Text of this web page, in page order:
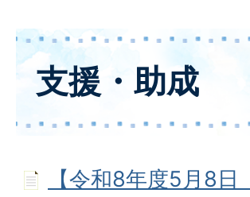
支援・助成
【令和8年度5月8日